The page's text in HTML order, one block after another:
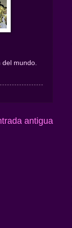
del mundo.
antigua